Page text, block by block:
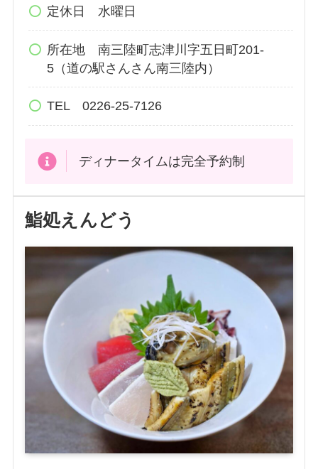
定休日 水曜日
所在地 南三陸町志津川字五日町201-
5（道の駅さんさん南三陸内）
TEL 0226-25-7126
ディナータイムは完全予約制
鮨処えんどう